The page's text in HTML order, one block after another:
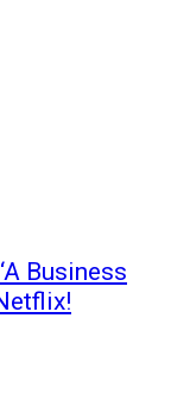
Business